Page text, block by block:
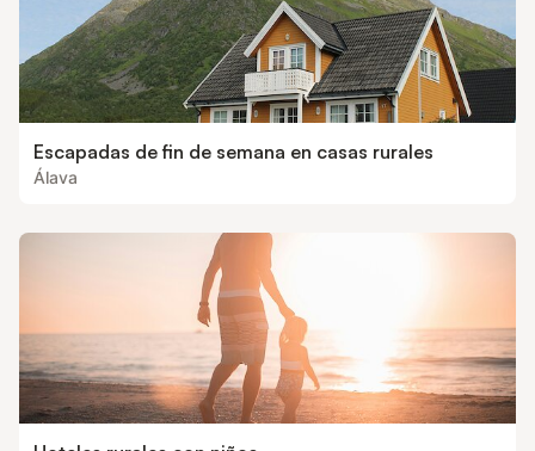
Escapadas de fin de semana en casas rurales
Álava